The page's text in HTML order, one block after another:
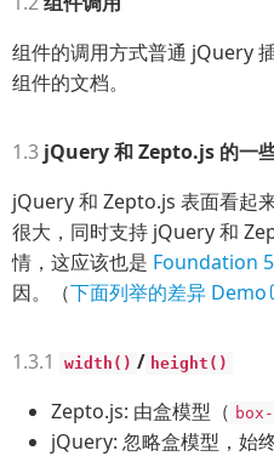
组件的调用方式普通 jQuery
组件的文档。
jQuery 和 Zepto.js 的一
jQuery 和 Zepto.js 表面看起
很大，同时支持 jQuery 和
情，这应该也是 Foundation
因。（下面列举的差异 Demo
width() / height()
Zepto.js: 由盒模型（
jQuery: 忽略盒模型，始